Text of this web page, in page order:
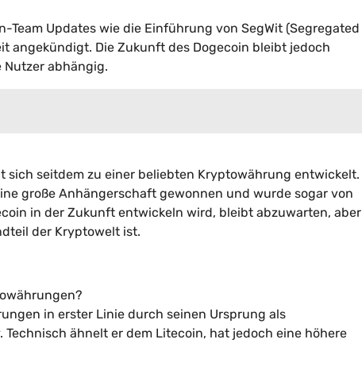
Updates wie die Einführung von SegWit (Segregated
angekündigt. Die Zukunft des Dogecoin bleibt jedoch
abhängig.
sich seitdem zu einer beliebten Kryptowährung entwickelt.
große Anhängerschaft gewonnen und wurde sogar von
in der Zukunft entwickeln wird, bleibt abzuwarten, aber
der Kryptowelt ist.
in erster Linie durch seinen Ursprung als
ähnelt er dem Litecoin, hat jedoch eine höhere